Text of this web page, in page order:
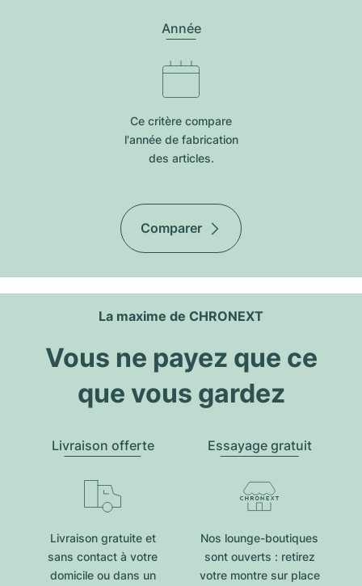
Année
Ce critère compare
l'année de fabrication
des articles.
Comparer
La maxime de CHRONEXT
Vous ne payez que ce
que vous gardez
Livraison offerte
Livraison gratuite et
sans contact à votre
domicile ou dans un
Essayage gratuit
Nos lounge-boutiques
sont ouverts : retirez
votre montre sur place